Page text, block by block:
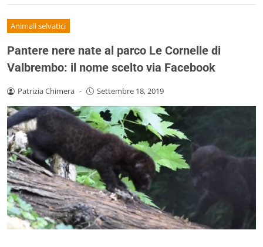
Animali selvatici
Pantere nere nate al parco Le Cornelle di
Valbrembo: il nome scelto via Facebook
Patrizia Chimera - Settembre 18, 2019